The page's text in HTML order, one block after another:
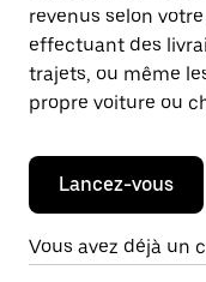
revenus selon
effectuant des
trajets, ou même
propre voiture ou
Lancez-vous
Vous avez déjà un